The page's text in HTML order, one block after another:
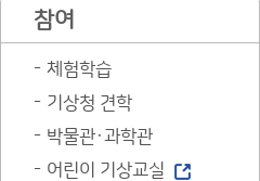
참여
체험학습
기상청 견학
박물관·과학관
어린이 기상교실